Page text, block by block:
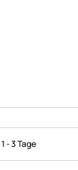
1 - 3 Tage